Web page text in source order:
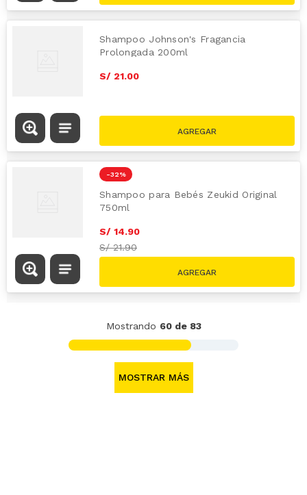
Shampoo Johnson's Fragancia
Prolongada 200ml
S/ 21.00
-32 %
Shampoo para Bebés Zeukid Original
750ml
S/ 14.90
S/21.90
Mostrando 60 de 83
MOSTRAR MÁS